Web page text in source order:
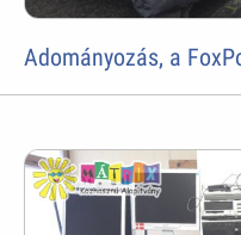
Adományozás, a